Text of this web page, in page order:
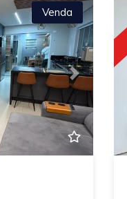
Next
Venda